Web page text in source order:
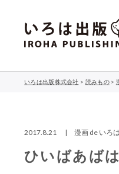
いろは出版株式会社 > 読みもの>
2017.8.21 | 漫画 de い
ひいばあば